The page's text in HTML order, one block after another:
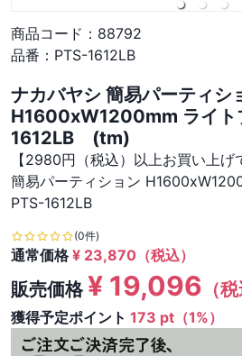
商品コード： 88792
品番： PTS-1612LB
ナカバヤシ 簡易パーティシ
H1600xW1200mm ライト
1612LB (tm)
【2980円（税込）以上お買い上
簡易パーティション
PTS-1612LB
(0件)
通常価格¥ 23,870 （税込）
販売価格¥ 19,096 （
獲得予定ポイント 173 pt（1%）